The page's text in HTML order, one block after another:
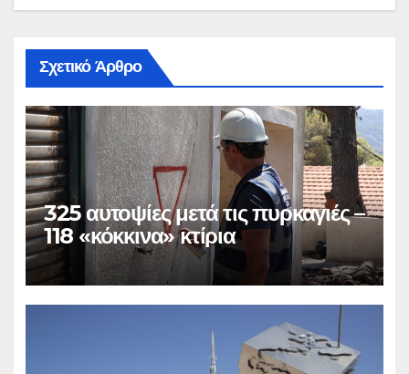
Σχετικό Άρθρο
325 αυτοψίες μετά τις πυρκαγιές –
118 «κόκκινα» κτίρια